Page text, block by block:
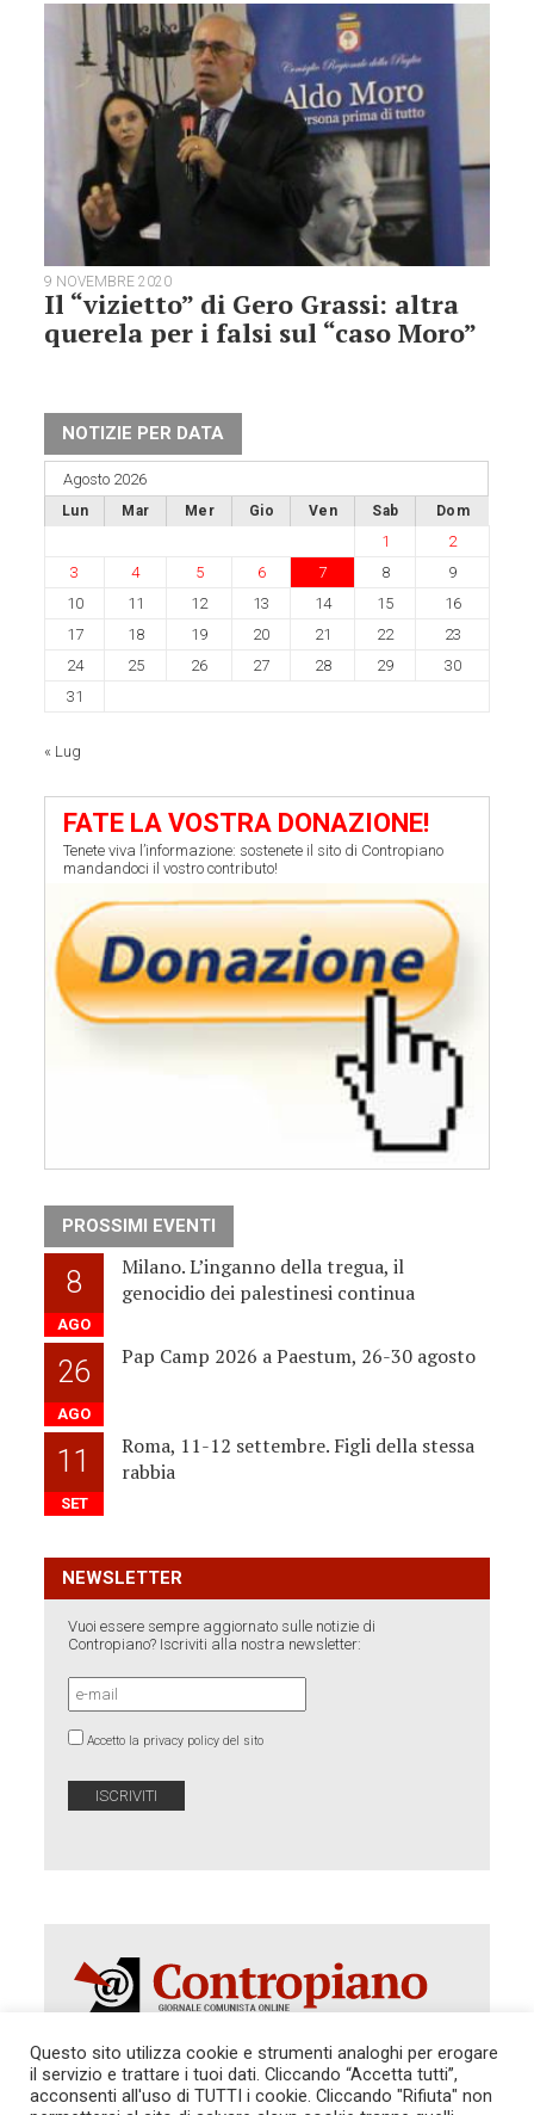
9 NOVEMBRE 2020
Il “vizietto” di Gero Grassi: altra
querela per i falsi sul “caso Moro”
NOTIZIE PER DATA
Agosto 2026
Lun Mar Mer Gio Ven Sab Dom
1
2
3
4 5 6 7 8
9
10
11 12 13 14 15
16
17
18 19 20 21 22
23
24
25 26 27 28 29
30
31
« Lug
FATE LA VOSTRA DONAZIONE!
Tenete viva l’informazione: sostenete il sito di Contropiano
mandandoci il vostro contributo!
PROSSIMI EVENTI
8
AGO
Milano. L’inganno della tregua, il
genocidio dei palestinesi continua
26
AGO
Pap Camp 2026 a Paestum, 26-30 agosto
11
SET
Roma, 11-12 settembre. Figli della stessa
rabbia
NEWSLETTER
Vuoi essere sempre aggiornato sulle notizie di
Contropiano? Iscriviti alla nostra newsletter:
Accetto la privacy policy del sito
Autorizzazione del Tribunale di Roma 286 del 31
Questo sito utilizza cookie e strumenti analoghi per erogare
il servizio e trattare i tuoi dati. Cliccando “Accetta tutti”,
acconsenti all'uso di TUTTI i cookie. Cliccando "Rifiuta" non